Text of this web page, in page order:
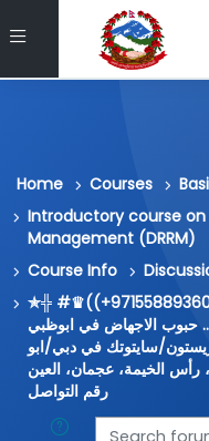
Side panel
Skip to main content
Home Courses
Introductory course on
Management (DRRM)
Course Info
*^)* رقم ميفبريستون/
حبوب الاجهاض في ابوظبي
رقم ميفبريستون/سايتوتك في دبي/ابو
الخيمة، عجمان، العين
رقم التواصل
Search forums